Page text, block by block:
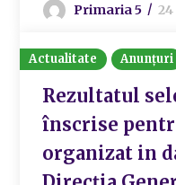
Primaria 5
Actualitate Anunțuri
Rezultatul
înscrise
organizat in